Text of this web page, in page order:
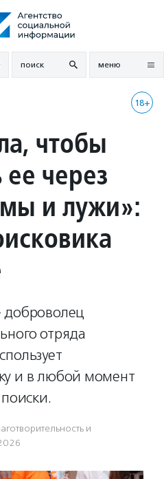
поиск меню
18+
чтобы
через
и лужи»:
доброволец
отряда
и в любой момент
и